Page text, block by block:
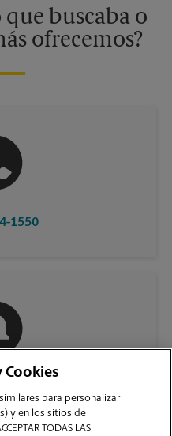
buscaba o
ofrecemos?
1550
Cookies
para personalizar
y en los sitios de
TODAS LAS